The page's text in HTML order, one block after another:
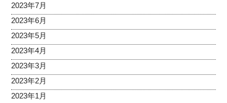
2023年7月
2023年6月
2023年5月
2023年4月
2023年3月
2023年2月
2023年1月